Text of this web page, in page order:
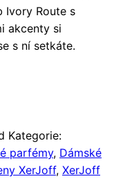
Ivory Route s
akcenty si
s ní setkáte.
Kategorie:
parfémy, Dámské
XerJoff, XerJoff